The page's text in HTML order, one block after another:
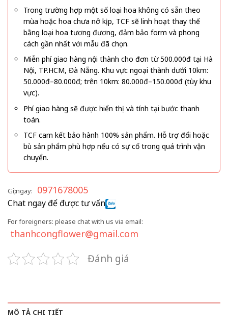
Trong trường hợp một số loại hoa không có sẵn theo
mùa hoặc hoa chưa nở kịp, TCF sẽ linh hoạt thay thế
bằng loại hoa tương đương, đảm bảo form và phong
cách gần nhất với mẫu đã chọn.
Miễn phí giao hàng nội thành cho đơn từ 500.000đ tại Hà
Nội, TP.HCM, Đà Nẵng. Khu vực ngoại thành dưới 10km:
50.000đ–80.000đ; trên 10km: 80.000đ–150.000đ (tùy khu
vực).
Phí giao hàng sẽ được hiển thị và tính tại bước thanh
toán.
TCF cam kết bảo hành 100% sản phẩm. Hỗ trợ đổi hoặc
bù sản phẩm phù hợp nếu có sự cố trong quá trình vận
chuyển.
Gọi ngay: 0971678005
Chat ngay để được tư vấn
For foreigners: please chat with us via email:
thanhcongflower@gmail.com
Đánh giá
MÔ TẢ CHI TIẾT